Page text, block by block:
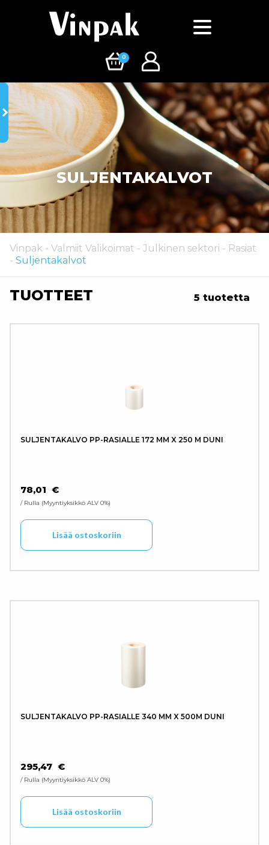
0
SULJENTAKALVOT
Vinpak - Valmiit Valikoimat - Julkinen sektori - Rasiat
- Suljentakalvot
TUOTTEET 5 tuotetta
SULJENTAKALVO PP-RASIALLE 172 MM X 250 M DUNI
78,01 €
/ Rulla Myyntiyksikkö ALV 0%
Lisää ostoskoriin
SULJENTAKALVO PP-RASIALLE 340 MM X 500M DUNI
295,47 €
/ Rulla Myyntiyksikkö ALV 0%
Lisää ostoskoriin